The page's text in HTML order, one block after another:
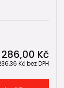
286,00 Kč
Kčbez DPH